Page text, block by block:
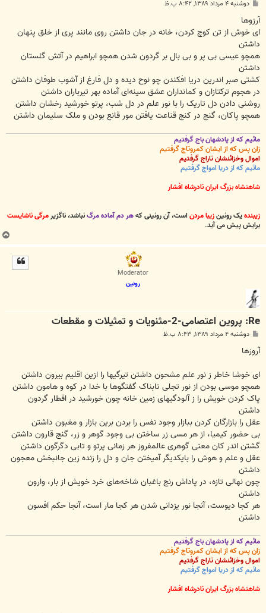
ت
دوشنبه ۴ مرداد ۱۳۸۹, ۸:۴۲ ب.ظ
آرزوها
ای خوش از تن کوچ کردن، خانه در جان داشتن روی مانند پری از خلق پنهان
داشتن
همچو عیسی بی پر و بی بال بر گردون شدن همچو ابراهیم در آتش گلستان
داشتن
کشتی صبر اندرین دریا افکندن چو نوح دیده و دل فارغ از آشوب طوفان داشتن
در هجوم ترکتازان و کمانداران عشق سینه‌ای آماده بهر تیرباران داشتن
روشنی دادن دل تاریک را با نور علم در دل شب، پرتو خورشید رخشان داشتن
همچو پاکان، گنج در کنج قناعت یافتن مور قانع بودن و ملک سلیمان داشتن
مائیم که از پادشهان باج گرفتیم
زان پس که از ایشان کمروتاج گرفتیم
اموال وخزائنشان تاراج گرفتیم
مائیم که از دریا امواج گرفتیم
شاهنشاه بزرگ ایران نادرشاه افشار
زیبندهیک رونینزیبا مردن است، آن رونینی کههر دم آماده مرگنباشد، ناگزیرمرگی ناشایست
برایش پیش می آید.
Moderator
رونین
Re: پروین اعتصامی-2-مثنویات و تمثیلات و مقطعات
ت
دوشنبه ۴ مرداد ۱۳۸۹, ۸:۴۳ ب.ظ
آروزها
ای خوشا خاطر ز نور علم مشحون داشتن تیرگیها را ازین اقلیم بیرون داشتن
همچو موسی بودن از نور تجلی تابناک گفتگوها با خدا در کوه و هامون داشتن
پاک کردن خویش را ز آلودگیهای زمین خانه چون خورشید در اقطار گردون
داشتن
عقل را بازارگان کردن ببازار وجود نفس را بردن برین بازار و مغبون داشتن
بی حضور کیمیا، از هر مسی زر ساختن بی وجود گوهر و زر، گنج قارون داشتن
گشتن اندر کان معنی گوهری عالمفروز هر زمانی پرتو و تابی دگرگون داشتن
عقل و علم و هوش را بایکدیگر آمیختن جان و دل را زنده زین جانبخش معجون
داشتن
چون نهالی تازه، در پاداش رنج باغبان شاخه‌های خرد خویش از بار، وارون
داشتن
هر کجا دیوست، آنجا نور یزدانی شدن هر کجا مار است، آنجا حکم افسون
داشتن
مائیم که از پادشهان باج گرفتیم
زان پس که از ایشان کمروتاج گرفتیم
اموال وخزائنشان تاراج گرفتیم
مائیم که از دریا امواج گرفتیم
شاهنشاه بزرگ ایران نادرشاه افشار